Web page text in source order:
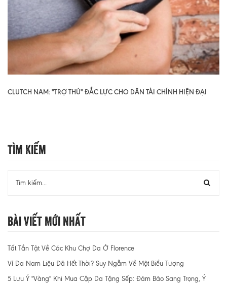
CLUTCH NAM: "TRỢ THỦ" ĐẮC LỰC CHO DÂN TÀI CHÍNH HIỆN ĐẠI
Tìm Kiếm
Bài Viết Mới Nhất
Tất Tần Tật Về Các Khu Chợ Da Ở Florence
Ví Da Nam Liệu Đã Hết Thời? Suy Ngẫm Về Một Biểu Tượng
5 Lưu Ý "Vàng" Khi Mua Cặp Da Tặng Sếp: Đảm Bảo Sang Trọng, Ý